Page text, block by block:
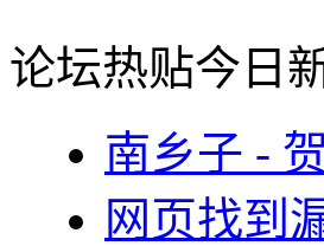
论坛热贴今日
南乡子 -
网页找到